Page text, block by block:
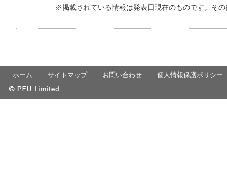
※掲載されている情報は発表日現在のものです。そ
ホーム サイトマップ お問い合わせ 個人情報保護ポリシー